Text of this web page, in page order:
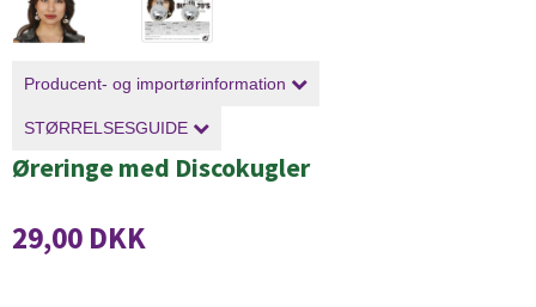
Producent- og importørinformation
STØRRELSESGUIDE
Øreringe med Discokugler
29,00 DKK